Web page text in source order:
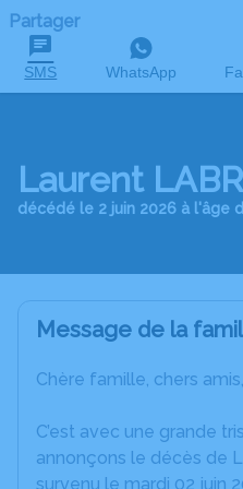
Partager
SMS WhatsApp
Laurent
décédé le 2 juin 2026 à l'âge
Message de la
Chère famille, chers amis,
C’est avec une grande
annonçons le décès de
survenu le mardi 02 juin